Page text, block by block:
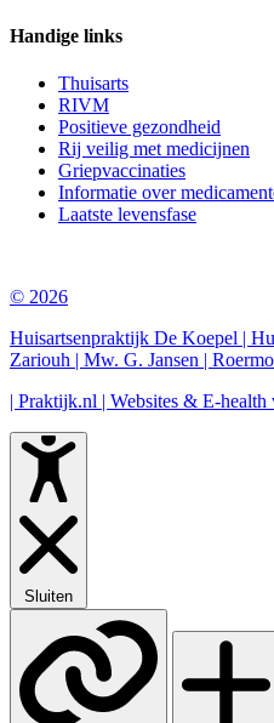
Handige links
Thuisarts
RIVM
Positieve gezondheid
Rij veilig met medicijnen
Griepvaccinaties
Informatie over
Laatste levensfase
© 2026
Huisartsenpraktijk De Koepel |
Zariouh | Mw. G. Jansen |
| Praktijk.nl | Websites & E-health
Sluiten